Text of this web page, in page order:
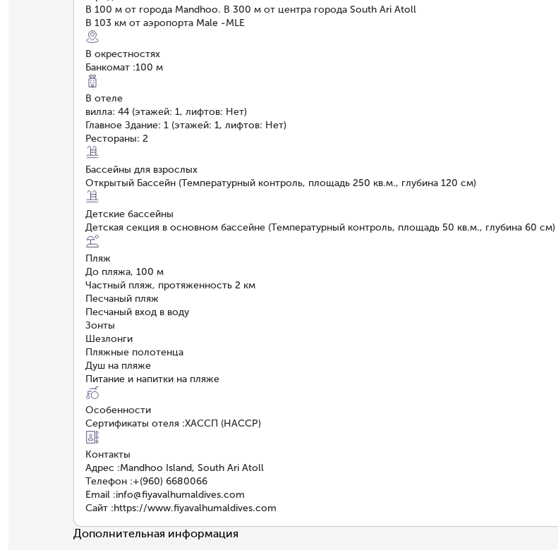
В 100 м от города Mandhoo. В 300 м от центра города South Ari Atoll
В 103 км от аэропорта Male -MLE
В окрестностях
Банкомат :100 м
В отеле
вилла: 44 (этажей: 1, лифтов: Нет)
Главное Здание: 1 (этажей: 1, лифтов: Нет)
Рестораны: 2
Бассейны для взрослых
Открытый Бассейн (Температурный контроль, площадь 250 кв.м., глубина 120 см)
Детские бассейны
Детская секция в основном бассейне (Температурный контроль, площадь 50 кв.м., глубина 60 см)
Пляж
До пляжа, 100 м
Частный пляж, протяженность 2 км
Песчаный пляж
Песчаный вход в воду
Зонты
Шезлонги
Пляжные полотенца
Душ на пляже
Питание и напитки на пляже
Особенности
Сертификаты отеля :ХАССП (HACCP)
Контакты
Адрес :Mandhoo Island, South Ari Atoll
Телефон :+(960) 6680066
Email :info@fiyavalhumaldives.com
Сайт :https://www.fiyavalhumaldives.com
Дополнительная информация